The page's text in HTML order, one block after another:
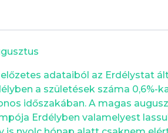
adataiból az Erdélystat
a születések száma 0,6%-
időszakában. A magas
Erdélyben valamelyest